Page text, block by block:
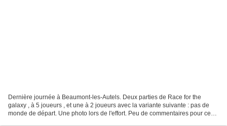
Dernière journée à Beaumont-les-Autels. Deux parties de Race for the
galaxy , à 5 joueurs , et une à 2 joueurs avec la variante suivante : pas de
monde de départ. Une photo lors de l'effort. Peu de commentaires pour ces